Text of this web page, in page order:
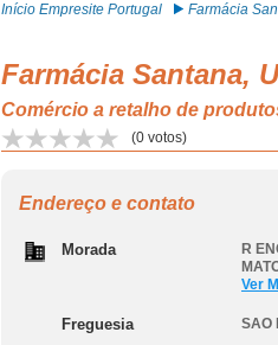
Início Empresite Portugal Farmácia
Farmácia Santana,
Comércio a retalho de
(0 votos)
Endereço e contato
Morada R
Ver
Freguesia SAO